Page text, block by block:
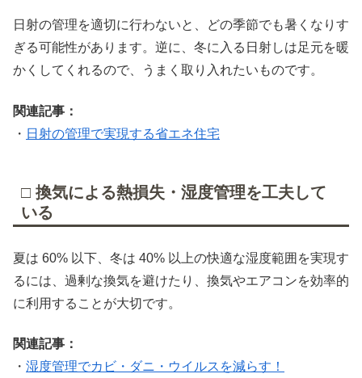
日射の管理を適切に行わないと、どの季節でも暑くなりす
ぎる可能性があります。逆に、冬に入る日射しは足元を暖
かくしてくれるので、うまく取り入れたいものです。
関連記事：
・ 日射の管理で実現する省エネ住宅
□ 換気による熱損失・湿度管理を工夫して
いる
夏は 60% 以下、冬は 40% 以上の快適な湿度範囲を実現す
るには、過剰な換気を避けたり、換気やエアコンを効率的
に利用することが大切です。
関連記事：
・ 湿度管理でカビ・ダニ・ウイルスを減らす！